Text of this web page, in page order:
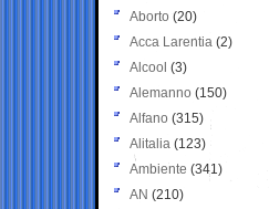
Aborto (20)
Acca Larentia (2)
Alcool (3)
Alemanno (150)
Alfano (315)
Alitalia (123)
Ambiente (341)
AN (210)